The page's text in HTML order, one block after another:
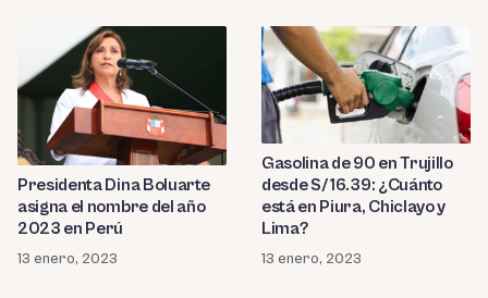
Presidenta Dina Boluarte
asigna el nombre del año
2023 en Perú
13 enero, 2023
Gasolina de 90 en Trujillo
desde S/ 16.39: ¿Cuánto
está en Piura, Chiclayo y
Lima?
13 enero, 2023